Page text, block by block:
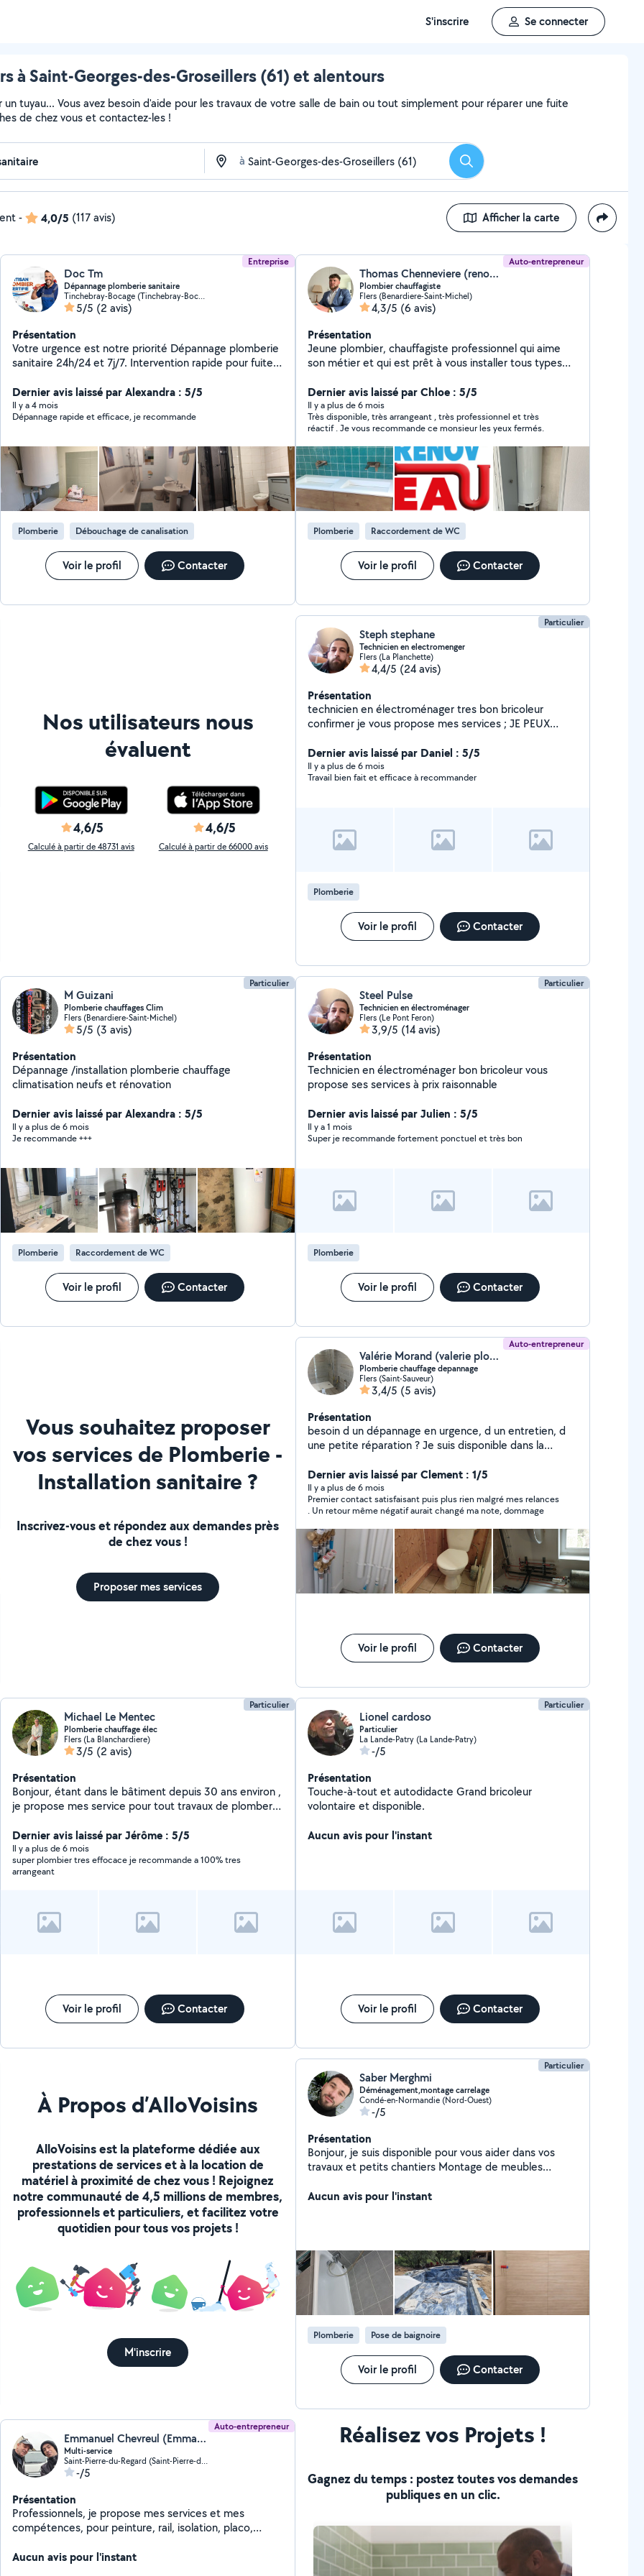
S'inscrire Se connecter
à Saint-Georges-des-Groseillers (61) et alentours
tuyau... Vous avez besoin d'aide pour les travaux de votre salle de bain ou tout simplement pour réparer une fuite
de chez vous et contactez-les !
à Rechercher
- 4,0/5 (117 avis) Afficher la carte
Entreprise
Doc Tm
Dépannage plomberie sanitaire
Tinchebray-Bocage (Tinchebray-Bocage)
5/5 (2 avis)
Présentation
Votre urgence est notre priorité Dépannage plomberie
sanitaire 24h/24 et 7j/7. Intervention rapide pour fuites,
Service de confiance, disponible jour et nuit, week-
ends et jours fériés.
Dernier avis laissé par Alexandra : 5/5
Il y a 4 mois
Dépannage rapide et efficace, je recommande
Plomberie Débouchage de canalisation
Voir le profil Contacter
Auto-entrepreneur
Thomas Chenneviere (renov’eau)
Plombier chauffagiste
Flers (Benardiere-Saint-Michel)
4,3/5 (6 avis)
Présentation
Jeune plombier, chauffagiste professionnel qui aime
son métier et qui est prêt à vous installer tous types
Dernier avis laissé par Chloe : 5/5
Il y a plus de 6 mois
Très disponible, très arrangeant , très professionnel et très
réactif . Je vous recommande ce monsieur les yeux fermés.
Plomberie Raccordement de WC
Voir le profil Contacter
Nos utilisateurs nous
évaluent
4,6/5
Calculé à partir de 48731 avis
4,6/5
Calculé à partir de 66000 avis
Particulier
Steph stephane
Technicien en electromenger
Flers (La Planchette)
4,4/5 (24 avis)
Présentation
technicien en électroménager tres bon bricoleur
confirmer je vous propose mes services ; JE PEUX
APREPONSES Osix 7dineuf qarantesix o738
Dernier avis laissé par Daniel : 5/5
Il y a plus de 6 mois
Travail bien fait et efficace à recommander
Plomberie
Voir le profil Contacter
Particulier
M Guizani
Plomberie chauffages Clim
Flers (Benardiere-Saint-Michel)
5/5 (3 avis)
Présentation
Dépannage /installation plomberie chauffage
climatisation neufs et rénovation
Dernier avis laissé par Alexandra : 5/5
Il y a plus de 6 mois
Je recommande +++
Plomberie Raccordement de WC
Voir le profil Contacter
Particulier
Steel Pulse
Technicien en électroménager
Flers (Le Pont Feron)
3,9/5 (14 avis)
Présentation
Technicien en électroménager bon bricoleur vous
propose ses services à prix raisonnable
Dernier avis laissé par Julien : 5/5
Il y a 1 mois
Super je recommande fortement ponctuel et très bon
Plomberie
Voir le profil Contacter
Vous souhaitez proposer
vos services de Plomberie -
Installation sanitaire ?
Inscrivez-vous et répondez aux demandes près
de chez vous !
Proposer mes services
Auto-entrepreneur
Valérie Morand (valerie plomberie)
Plomberie chauffage depannage
Flers (Saint-Sauveur)
3,4/5 (5 avis)
Présentation
besoin d un dépannage en urgence, d un entretien, d
une petite réparation ? Je suis disponible dans la
Dernier avis laissé par Clement : 1/5
Il y a plus de 6 mois
Premier contact satisfaisant puis plus rien malgré mes relances
. Un retour même négatif aurait changé ma note, dommage
Voir le profil Contacter
Particulier
Michael Le Mentec
Plomberie chauffage élec
Flers (La Blanchardiere)
3/5 (2 avis)
Présentation
Bonjour, étant dans le bâtiment depuis 30 ans environ ,
je propose mes service pour tout travaux de plomberie
Dernier avis laissé par Jérôme : 5/5
Il y a plus de 6 mois
super plombier tres effocace je recommande a 100% tres
arrangeant
Voir le profil Contacter
Particulier
Lionel cardoso
Particulier
La Lande-Patry (La Lande-Patry)
-/5
Présentation
Touche-à-tout et autodidacte Grand bricoleur
volontaire et disponible.
Aucun avis pour l'instant
Voir le profil Contacter
À Propos d’AlloVoisins
AlloVoisins est la plateforme dédiée aux
prestations de services et à la location de
matériel à proximité de chez vous ! Rejoignez
notre communauté de 4,5 millions de membres,
professionnels et particuliers, et facilitez votre
quotidien pour tous vos projets !
M'inscrire
Particulier
Saber Merghmi
Déménagement,montage carrelage
Condé-en-Normandie (Nord-Ouest)
-/5
Présentation
Bonjour, je suis disponible pour vous aider dans vos
travaux et petits chantiers Montage de meubles
efficace et équipé, je travaille avec soin pour un
Aucun avis pour l'instant
Plomberie Pose de baignoire
Voir le profil Contacter
Auto-entrepreneur
Emmanuel Chevreul (Emmanuel chevreul)
Multi-service
Saint-Pierre-du-Regard (Saint-Pierre-du-Regard)
-/5
Présentation
Professionnels, je propose mes services et mes
compétences, pour peinture, rail, isolation, placo,
petit bricolage, débouchage de canalisations, je monte
Aucun avis pour l'instant
Réalisez vos Projets !
Gagnez du temps : postez toutes vos demandes
publiques en un clic.